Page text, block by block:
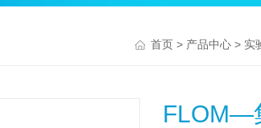
首页> 产品中心> 实
FLOM—